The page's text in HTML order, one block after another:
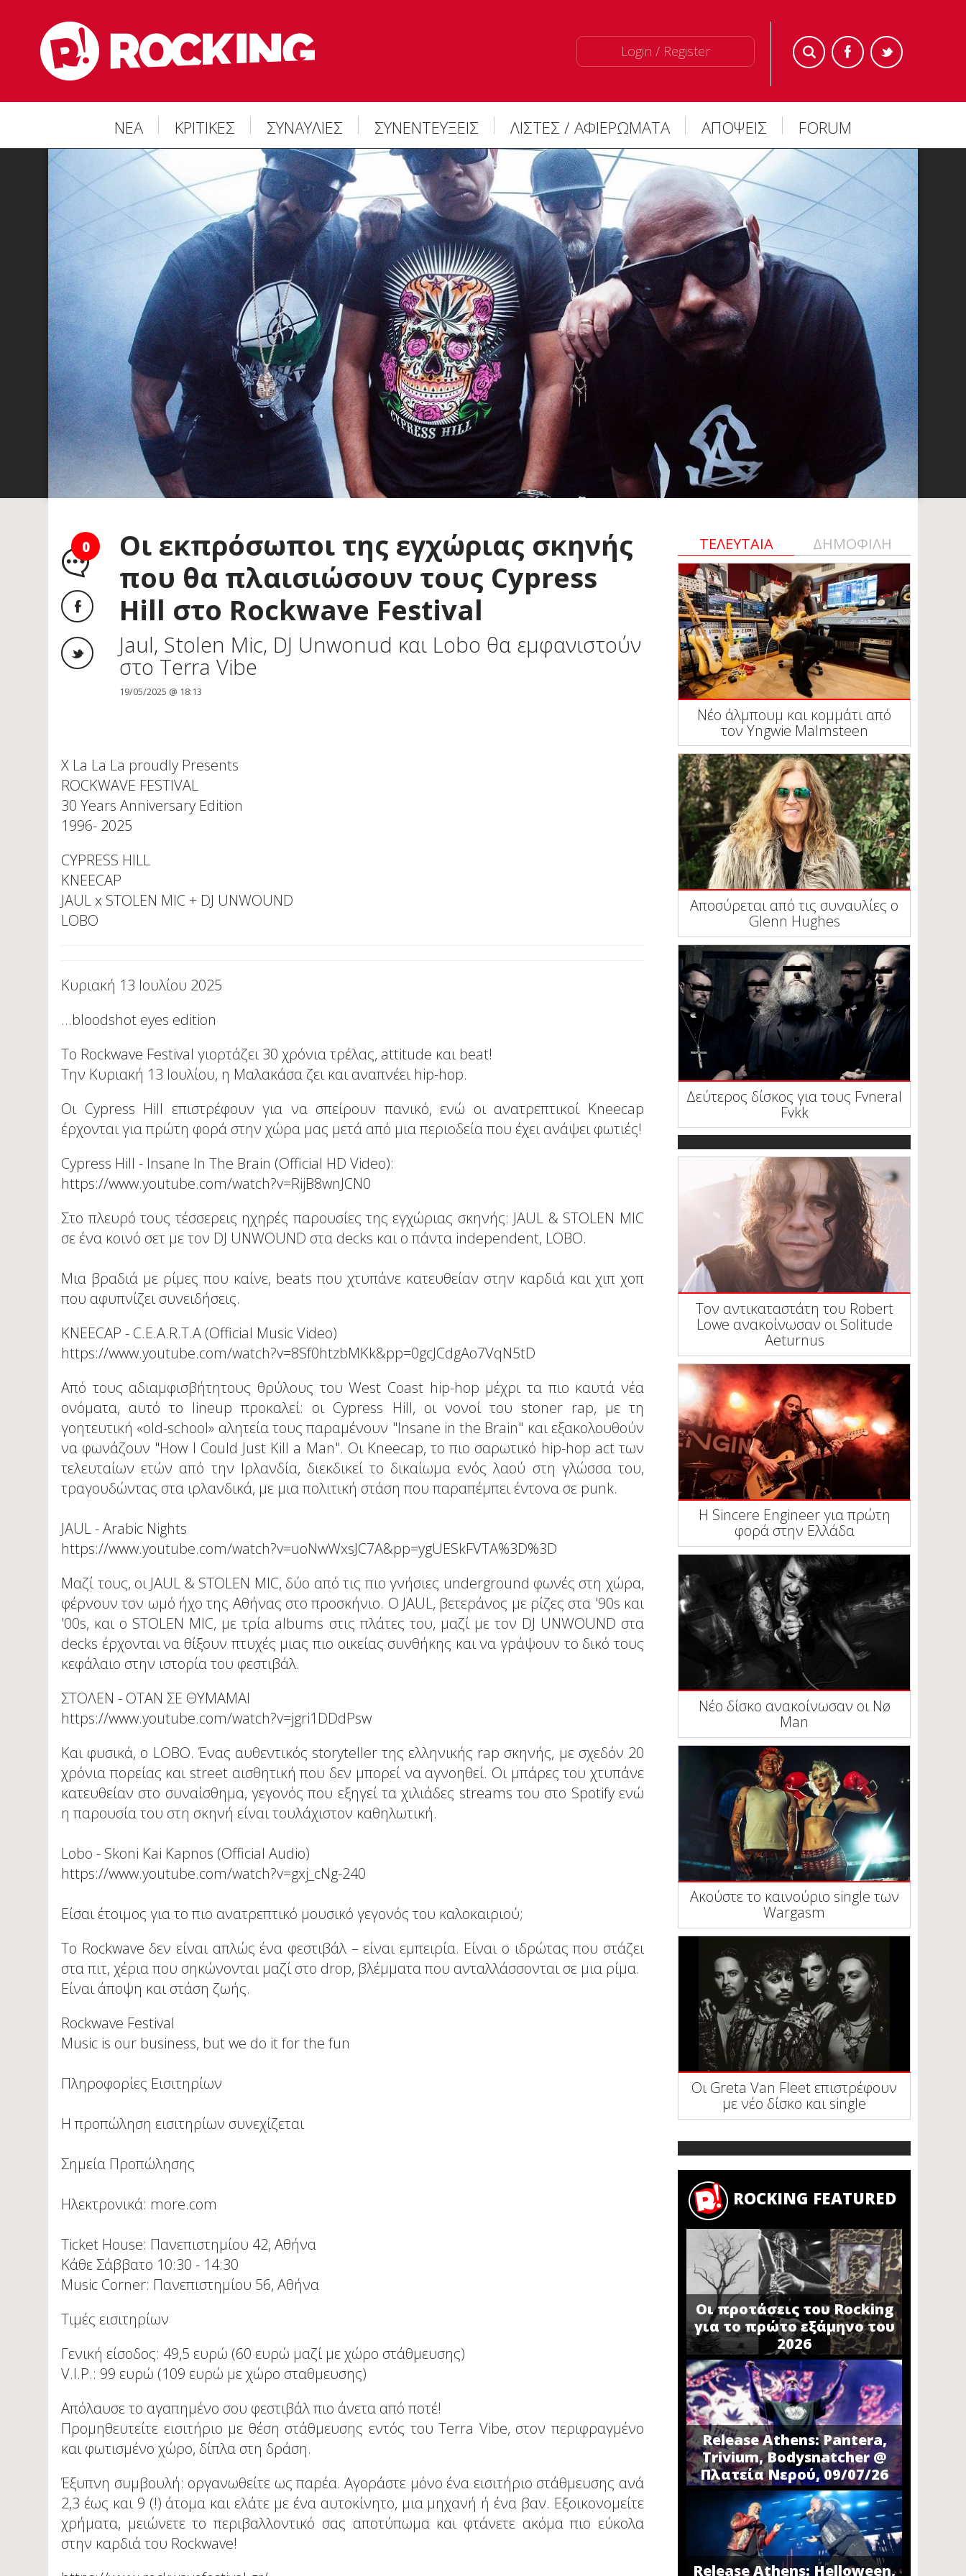
Login / Register
ΝΕΑ ΚΡΙΤΙΚΕΣ ΣΥΝΑΥΛΙΕΣ ΣΥΝΕΝΤΕΥΞΕΙΣ ΛΙΣΤΕΣ / ΑΦΙΕΡΩΜΑΤΑ ΑΠΟΨΕΙΣ FORUM
0
Οι εκπρόσωποι της εγχώριας σκηνής
που θα πλαισιώσουν τους Cypress
Hill στο Rockwave Festival
Jaul, Stolen Mic, DJ Unwonud και Lobo θα εμφανιστούν
στο Terra Vibe
19/05/2025 @ 18:13
X La La La proudly Presents
ROCKWAVE FESTIVAL
30 Years Anniversary Edition
1996- 2025
CYPRESS HILL
KNEECAP
JAUL x STOLEN MIC + DJ UNWOUND
LOBO
Κυριακή 13 Ιουλίου 2025
...bloodshot eyes edition
Το Rockwave Festival γιορτάζει 30 χρόνια τρέλας, attitude και beat!
Την Κυριακή 13 Ιουλίου, η Μαλακάσα ζει και αναπνέει hip-hop.
Οι Cypress Hill επιστρέφουν για να σπείρουν πανικό, ενώ οι ανατρεπτικοί Kneecap
έρχονται για πρώτη φορά στην χώρα μας μετά από μια περιοδεία που έχει ανάψει φωτιές!
Cypress Hill - Insane In The Brain (Official HD Video):
https://www.youtube.com/watch?v=RijB8wnJCN0
Στο πλευρό τους τέσσερεις ηχηρές παρουσίες της εγχώριας σκηνής: JAUL & STOLEN MIC
σε ένα κοινό σετ με τον DJ UNWOUND στα decks και ο πάντα independent, LOBO.
Μια βραδιά με ρίμες που καίνε, beats που χτυπάνε κατευθείαν στην καρδιά και χιπ χοπ
που αφυπνίζει συνειδήσεις.
KNEECAP - C.E.A.R.T.A (Official Music Video)
https://www.youtube.com/watch?v=8Sf0htzbMKk&pp=0gcJCdgAo7VqN5tD
Από τους αδιαμφισβήτητους θρύλους του West Coast hip-hop μέχρι τα πιο καυτά νέα
ονόματα, αυτό το lineup προκαλεί: οι Cypress Hill, οι νονοί του stoner rap, με τη
γοητευτική «old-school» αλητεία τους παραμένουν "Insane in the Brain" και εξακολουθούν
να φωνάζουν "How I Could Just Kill a Man". Οι Kneecap, το πιο σαρωτικό hip-hop act των
τελευταίων ετών από την Ιρλανδία, διεκδικεί το δικαίωμα ενός λαού στη γλώσσα του,
τραγουδώντας στα ιρλανδικά, με μια πολιτική στάση που παραπέμπει έντονα σε punk.
JAUL - Arabic Nights
https://www.youtube.com/watch?v=uoNwWxsJC7A&pp=ygUESkFVTA%3D%3D
Μαζί τους, οι JAUL & STOLEN MIC, δύο από τις πιο γνήσιες underground φωνές στη χώρα,
φέρνουν τον ωμό ήχο της Αθήνας στο προσκήνιο. Ο JAUL, βετεράνος με ρίζες στα '90s και
'00s, και ο STOLEN MIC, με τρία albums στις πλάτες του, μαζί με τον DJ UNWOUND στα
decks έρχονται να θίξουν πτυχές μιας πιο οικείας συνθήκης και να γράψουν το δικό τους
κεφάλαιο στην ιστορία του φεστιβάλ.
ΣΤΟΛΕΝ - ΟΤΑΝ ΣΕ ΘΥΜΑΜΑΙ
https://www.youtube.com/watch?v=jgri1DDdPsw
Και φυσικά, ο LOBO. Ένας αυθεντικός storyteller της ελληνικής rap σκηνής, με σχεδόν 20
χρόνια πορείας και street αισθητική που δεν μπορεί να αγνοηθεί. Οι μπάρες του χτυπάνε
κατευθείαν στο συναίσθημα, γεγονός που εξηγεί τα χιλιάδες streams του στο Spotify ενώ
η παρουσία του στη σκηνή είναι τουλάχιστον καθηλωτική.
Lobo - Skoni Kai Kapnos (Official Audio)
https://www.youtube.com/watch?v=gxj_cNg-240
Είσαι έτοιμος για το πιο ανατρεπτικό μουσικό γεγονός του καλοκαιριού;
Το Rockwave δεν είναι απλώς ένα φεστιβάλ – είναι εμπειρία. Είναι ο ιδρώτας που στάζει
στα πιτ, χέρια που σηκώνονται μαζί στο drop, βλέμματα που ανταλλάσσονται σε μια ρίμα.
Είναι άποψη και στάση ζωής.
Rockwave Festival
Music is our business, but we do it for the fun
Πληροφορίες Εισιτηρίων
Η προπώληση εισιτηρίων συνεχίζεται
Σημεία Προπώλησης
Ηλεκτρονικά: more.com
Ticket House: Πανεπιστημίου 42, Αθήνα
Κάθε Σάββατο 10:30 - 14:30
Music Corner: Πανεπιστημίου 56, Αθήνα
Τιμές εισιτηρίων
Γενική είσοδος: 49,5 ευρώ (60 ευρώ μαζί με χώρο στάθμευσης)
V.I.P.: 99 ευρώ (109 ευρώ με χώρο σταθμευσης)
Απόλαυσε το αγαπημένο σου φεστιβάλ πιο άνετα από ποτέ!
Προμηθευτείτε εισιτήριο με θέση στάθμευσης εντός του Terra Vibe, στον περιφραγμένο
και φωτισμένο χώρο, δίπλα στη δράση.
Έξυπνη συμβουλή: οργανωθείτε ως παρέα. Αγοράστε μόνο ένα εισιτήριο στάθμευσης ανά
2,3 έως και 9 (!) άτομα και ελάτε με ένα αυτοκίνητο, μια μηχανή ή ένα βαν. Εξοικονομείτε
χρήματα, μειώνετε το περιβαλλοντικό σας αποτύπωμα και φτάνετε ακόμα πιο εύκολα
στην καρδιά του Rockwave!
ΤΕΛΕΥΤΑΙΑ ΔΗΜΟΦΙΛΗ
Νέο άλμπουμ και κομμάτι από
τον Yngwie Malmsteen
Αποσύρεται από τις συναυλίες ο
Glenn Hughes
Δεύτερος δίσκος για τους Fvneral
Fvkk
Τον αντικαταστάτη του Robert
Lowe ανακοίνωσαν οι Solitude
Aeturnus
Η Sincere Engineer για πρώτη
φορά στην Ελλάδα
Νέο δίσκο ανακοίνωσαν οι Nø
Man
Ακούστε το καινούριο single των
Wargasm
Οι Greta Van Fleet επιστρέφουν
με νέο δίσκο και single
ROCKING FEATURED
Οι προτάσεις του Rocking
για το πρώτο εξάμηνο του
2026
Release Athens: Pantera,
Trivium, Bodysnatcher @
Πλατεία Νερού, 09/07/26
Release Athens: Helloween,